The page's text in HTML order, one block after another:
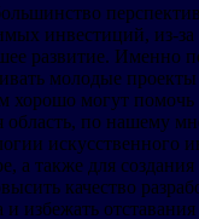
инвестиций, из-за
развитие. Именно
молодые
хорошо могут
область, по нашему
искусственного
а также для
качество
и избежать